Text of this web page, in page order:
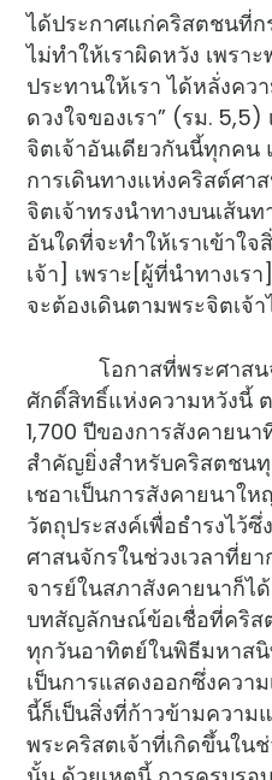
ได้ประกาศแก่คริสตชนที่ก
ไม่ทำให้เราผิดหวัง เพรา
ประทานให้เรา ได้หลั่งคว
ดวงใจของเรา” (รม.
จิตเจ้าอันเดียวกันนี้ทุกคน
การเดินทางแห่งคริสต์ศา
จิตเจ้าทรงนำทางบนเส้น
อันใดที่จะทำให้เราเข้าใ
เจ้า] เพราะ[ผู้ที่นำทางเร
จะต้องเดินตามพระจิตเจ้า
โอกาสที่พระศาสนจั
ศักดิ์สิทธิ์แห่งความหวังนี้
1,700 ปีของการสังคายน
สำคัญยิ่งสำหรับคริสตชน
เชอาเป็นการสังคายนาใ
วัตถุประสงค์เพื่อธำรงไว้ซึ่
ศาสนจักรในช่วงเวลาที่ย
จารย์ในสภาสังคายนาก็ไ
บทสัญลักษณ์ข้อเชื่อที่คริส
ทุกวันอาทิตย์ในพิธีมหาส
เป็นการแสดงออกซึ่งควา
นี้ก็เป็นสิ่งที่ก้าวข้ามความ
พระคริสตเจ้าที่เกิดขึ้นใน